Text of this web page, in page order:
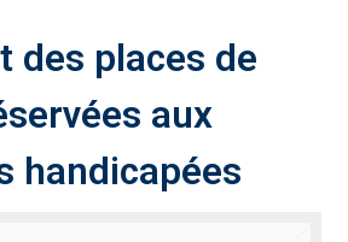
des places de
aux
handicapées